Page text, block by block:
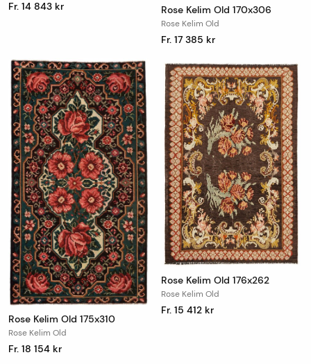
Fr. 14 843 kr Rose Kelim Old 170x306
Rose Kelim Old
Fr. 17 385 kr
Rose Kelim Old 175x310
Rose Kelim Old
Fr. 18 154 kr
Rose Kelim Old 176x262
Rose Kelim Old
Fr. 15 412 kr